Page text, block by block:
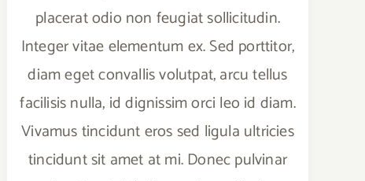
placerat odio non feugiat sollicitudin.
Integer vitae elementum ex. Sed porttitor,
diam eget convallis volutpat, arcu tellus
facilisis nulla, id dignissim orci leo id diam.
Vivamus tincidunt eros sed ligula ultricies
tincidunt sit amet at mi. Donec pulvinar